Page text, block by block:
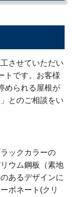
させていただい
トです。お客様
められる屋根が
とのご相談をい
ックカラーの
ウム鋼板（素地
あるデザインに
ボネート(クリ